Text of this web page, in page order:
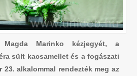
Marinko kézjegyét, a
sült kacsamellet és a fogászati
23. alkalommal rendezték meg az